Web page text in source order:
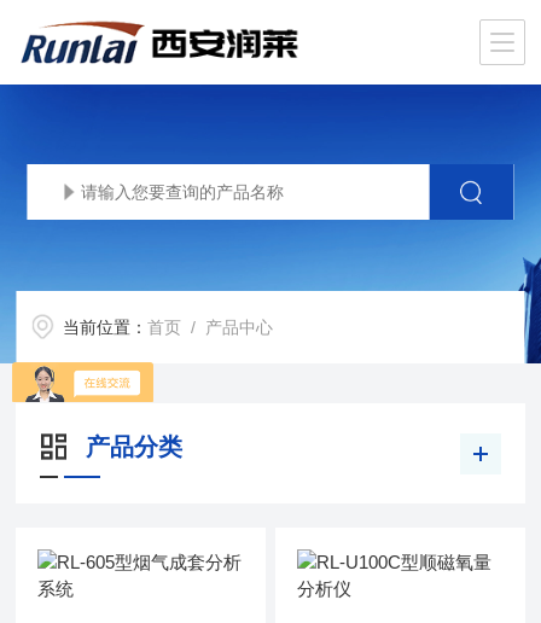
当前位置：首页 / 产品中心
产品分类